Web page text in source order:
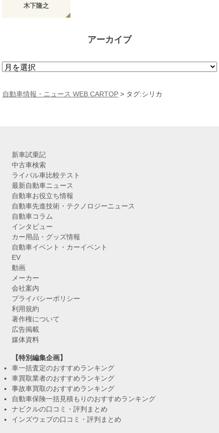
木下隆之
アーカイブ
ア
カ
自動車情報・ニュース WEB CARTOP > タグ:シリカ
新車試乗記
中古車検索
ライバル車比較テスト
最新自動車ニュース
自動車お役立ち情報
自動車先進技術・テクノロジーニュース
自動車コラム
インタビュー
カー用品・グッズ情報
自動車イベント・カーイベント
EV
動画
メーカー
会社案内
プライバシーポリシー
利用規約
著作権について
広告掲載
媒体資料
【特別編集企画】
車一括査定のおすすめランキング
車買取業者のおすすめランキング
事故車買取のおすすめランキング
自動車保険一括見積もりのおすすめランキング
ナビクルの口コミ・評判まとめ
インズウェブの口コミ・評判まとめ